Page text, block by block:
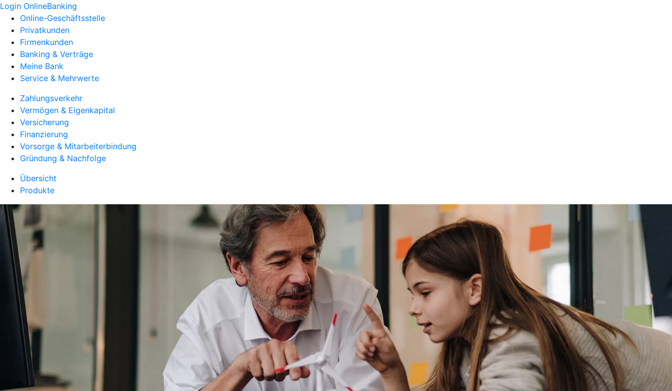
Login OnlineBanking
Online-Geschäftsstelle
Privatkunden
Firmenkunden
Banking & Verträge
Meine Bank
Service & Mehrwerte
Zahlungsverkehr
Vermögen & Eigenkapital
Versicherung
Finanzierung
Vorsorge & Mitarbeiterbindung
Gründung & Nachfolge
Übersicht
Produkte